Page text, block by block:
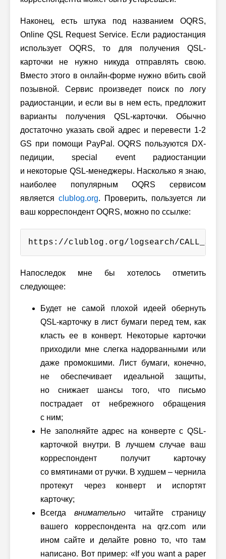
Наконец, есть штука под названием OQRS,
Online QSL Request Service. Если радиостанция
использует OQRS, то для получения QSL-
карточки не нужно никуда отправлять свою.
Вместо этого в онлайн-форме нужно вбить свой
позывной. Сервис произведет поиск по логу
радиостанции, и если вы в нем есть, предложит
варианты получения QSL-карточки. Обычно
достаточно указать свой адрес и перевести 1-2
GS при помощи PayPal. OQRS пользуются DX-
педиции, special event радиостанции
и некоторые QSL-менеджеры. Насколько я знаю,
наиболее популярным OQRS сервисом
является clublog.org. Проверить, пользуется ли
ваш корреспондент OQRS, можно по ссылке:
https://clublog.org/logsearch/CALL_SIGN
Напоследок мне бы хотелось отметить
следующее:
Будет не самой плохой идеей обернуть
QSL-карточку в лист бумаги перед тем, как
класть ее в конверт. Некоторые карточки
приходили мне слегка надорванными или
даже промокшими. Лист бумаги, конечно,
не обеспечивает идеальной защиты,
но снижает шансы того, что письмо
пострадает от небрежного обращения
с ним;
Не заполняйте адрес на конверте с QSL-
карточкой внутри. В лучшем случае ваш
корреспондент получит карточку
со вмятинами от ручки. В худшем – чернила
протекут через конверт и испортят
карточку;
Всегдавнимательно читайте страницу
вашего корреспондента на qrz.com или
ином сайте и делайте ровно то, что там
написано. Вот пример: «If you want a paper